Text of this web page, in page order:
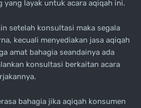
yang layak untuk acara aqiqah ini.
setelah konsultasi maka segala
kecuali menyediakan jasa aqiqah
amat bahagia seandainya ada
konsultasi berkaitan acara
bahagia jika aqiqah konsumen